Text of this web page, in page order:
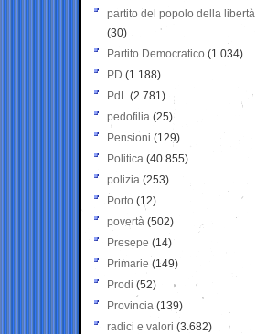
partito del popolo della libertà
(30)
Partito Democratico (1.034)
PD (1.188)
PdL (2.781)
pedofilia (25)
Pensioni (129)
Politica (40.855)
polizia (253)
Porto (12)
povertà (502)
Presepe (14)
Primarie (149)
Prodi (52)
Provincia (139)
radici e valori (3.682)